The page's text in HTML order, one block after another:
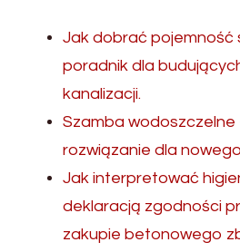
Jak dobrać pojemność
poradnik dla
kanalizacji.
Szamba wodoszczelne
rozwiązanie dla
Jak interpretować
deklaracją zgodności
zakupie betonowego